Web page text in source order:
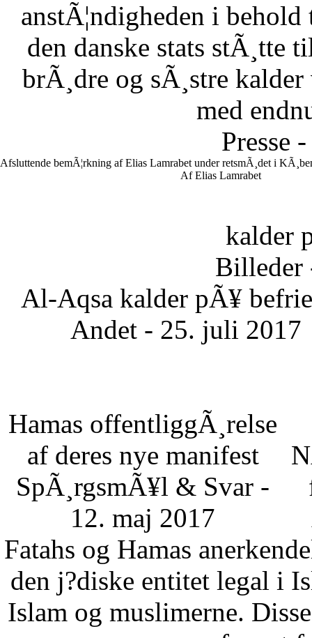
anstÃ¦ndigheden i
den danske stats stÃ¸tte
brÃ¸dre og sÃ¸stre
med
Presse
Afsluttende bemÃ¦rkning af Elias Lamrabet under retsmÃ¸det i
Af Elias Lamrabet
kalder
Billeder
Al-Aqsa kalder pÃ¥
Andet - 25. juli 2017
Hamas offentliggÃ¸relse
af deres nye manifest
SpÃ¸rgsmÃ¥l & Svar -
12. maj 2017
Fatahs og Hamas
den j?diske entitet legal i
Islam og muslimerne.